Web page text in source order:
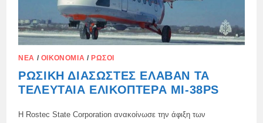
ΝΈΑ / ΟΙΚΟΝΟΜΊΑ / ΡΏΣΟΙ
ΡΩΣΙΚΉ ΔΙΑΣΏΣΤΕΣ ΈΛΑΒΑΝ ΤΑ
ΤΕΛΕΥΤΑΊΑ ΕΛΙΚΌΠΤΕΡΑ MI-38PS
Η Rostec State Corporation ανακοίνωσε την άφιξη των